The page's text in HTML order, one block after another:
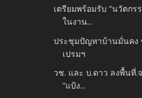
เตรียมพร้อมรับ “นวัตก
ในงาน...
ประชุมปัญหาบ้านมั่นคง
เปรมฯ
วช. และ บ.ดาว ลงพื้นที่.
“แป้ง...